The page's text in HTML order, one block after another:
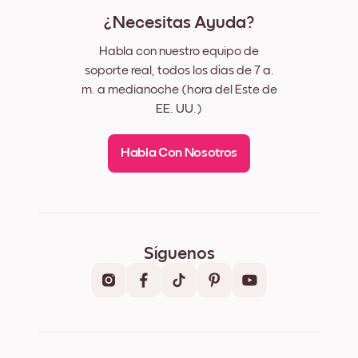
¿Necesitas Ayuda?
Habla con nuestro equipo de
soporte real, todos los días de 7 a.
m. a medianoche (hora del Este de
EE. UU.)
Habla Con Nosotros
Síguenos